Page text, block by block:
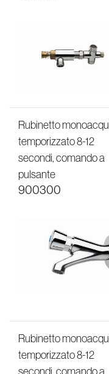
Rubinetto monoacqua
temporizzato 8-12
secondi, comando a
pulsante
900300
Rubinetto monoacqua
temporizzato 8-12
secondi, comando a